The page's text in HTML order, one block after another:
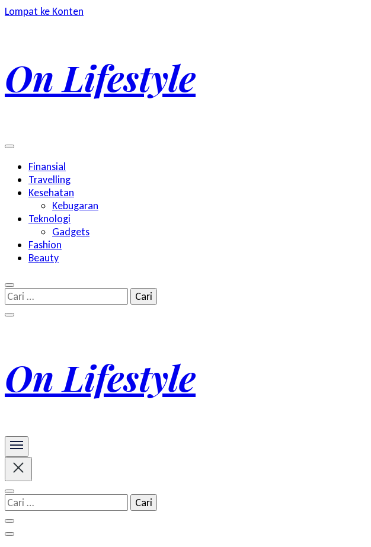
Lompat ke Konten
On Lifestyle
Finansial
Travelling
Kesehatan
Kebugaran
Teknologi
Gadgets
Fashion
Beauty
Cari
untuk:
On Lifestyle
Cari
untuk: